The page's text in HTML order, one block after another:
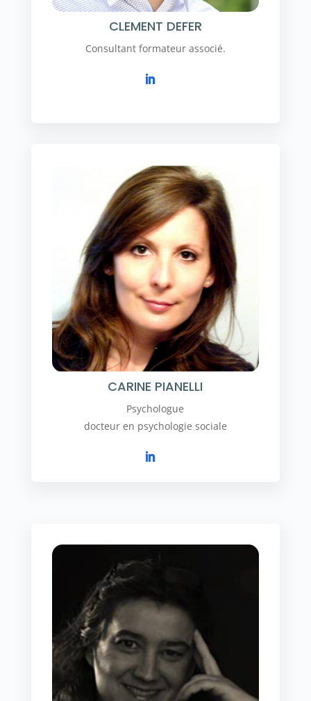
CLEMENT DEFER
Consultant formateur associé.
CARINE PIANELLI
Psychologue
docteur en psychologie sociale